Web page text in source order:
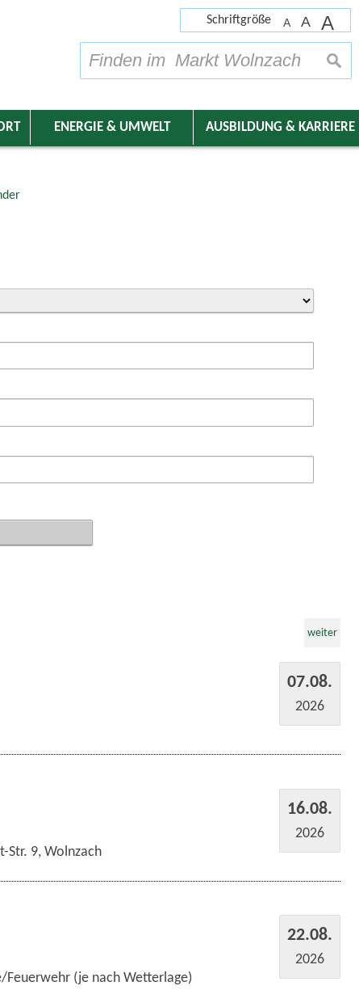
Schriftgröße A A A
ENERGIE & UMWELT AUSBILDUNG & KARRIERE
weiter
07.08.
2026
16.08.
2026
Str. 9, Wolnzach
22.08.
2026
(je nach Wetterlage)